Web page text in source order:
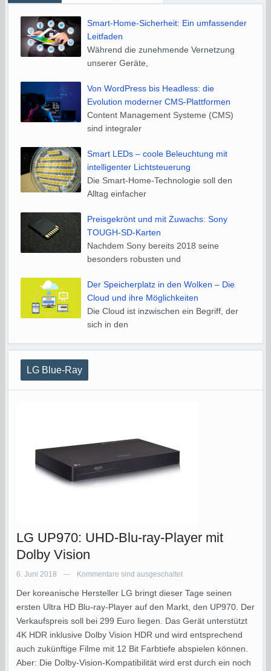
Smart-Home-Sicherheit: Ein umfassender
Leitfaden
Während die zunehmende Vernetzung
unserer Geräte,
Von WordPress bis Headless: die
Evolution moderner CMS-Plattformen
Content Management Systeme (CMS)
sind integraler
Smart LEDs – coole Beleuchtung mit
intelligenter Lichtsteuerung
Die Smart-Home-Technologie soll den
Alltag einfacher
Preisgekrönt und mit Zuwachs: Sony
TOUGH-SD-Karten
Nachdem Sony bereits 2018 seine
besonders robusten und
Der Speicherplatz in den Wolken – Die
Cloud und ihre Möglichkeiten
Die Cloud ist inzwischen ein Begriff, der
sich in den
LG Blue-Ray
LG UP970: UHD-Blu-ray-Player mit
Dolby Vision
6. Juni 2018 — Kommentare sind ausgeschaltet
Der koreanische Hersteller LG bringt dieser Tage seinen
ersten Ultra HD Blu-ray-Player auf den Markt, den UP970. Der
Verkaufspreis soll bei 299 Euro liegen. Das Gerät unterstützt
4K HDR inklusive Dolby Vision HDR und wird entsprechend
auch zukünftige Filme mit 12 Bit Farbtiefe abspielen können.
Aber: Die Dolby-Vision-Kompatibilität wird erst durch ein noch